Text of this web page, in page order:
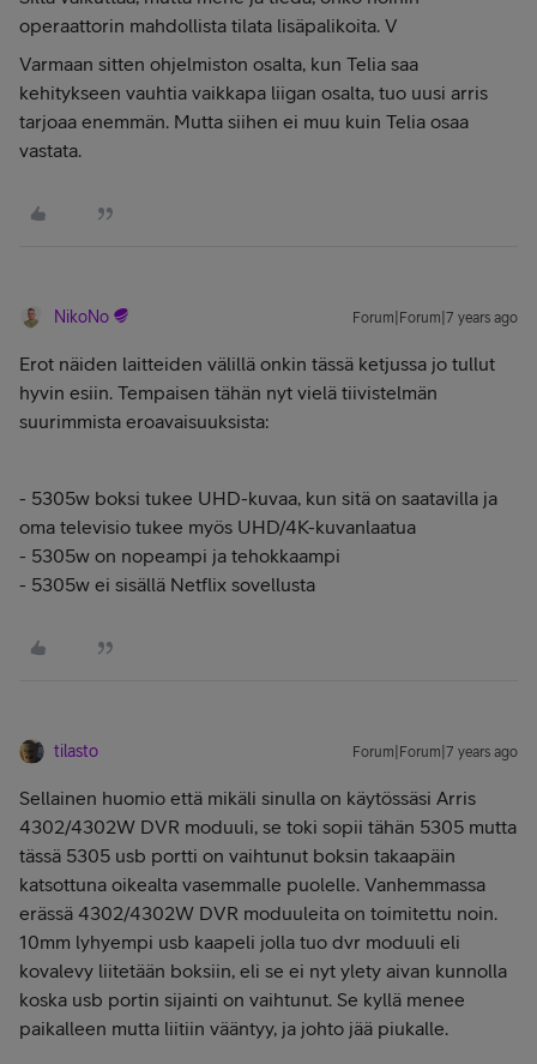
operaattorin mahdollista tilata lisäpalikoita. V
Varmaan sitten ohjelmiston osalta, kun Telia saa
kehitykseen vauhtia vaikkapa liigan osalta, tuo uusi arris
tarjoaa enemmän. Mutta siihen ei muu kuin Telia osaa
vastata.
NikoNo Forum|Forum|7 years ago
Erot näiden laitteiden välillä onkin tässä ketjussa jo tullut
hyvin esiin. Tempaisen tähän nyt vielä tiivistelmän
suurimmista eroavaisuuksista:
- 5305w boksi tukee UHD-kuvaa, kun sitä on saatavilla ja
oma televisio tukee myös UHD/4K-kuvanlaatua
- 5305w on nopeampi ja tehokkaampi
- 5305w ei sisällä Netflix sovellusta
tilasto Forum|Forum|7 years ago
Sellainen huomio että mikäli sinulla on käytössäsi Arris
4302/4302W DVR moduuli, se toki sopii tähän 5305 mutta
tässä 5305 usb portti on vaihtunut boksin takaapäin
katsottuna oikealta vasemmalle puolelle. Vanhemmassa
erässä 4302/4302W DVR moduuleita on toimitettu noin.
10mm lyhyempi usb kaapeli jolla tuo dvr moduuli eli
kovalevy liitetään boksiin, eli se ei nyt ylety aivan kunnolla
koska usb portin sijainti on vaihtunut. Se kyllä menee
paikalleen mutta liitiin vääntyy, ja johto jää piukalle.